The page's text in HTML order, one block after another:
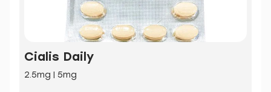
Cialis Daily
2.5mg | 5mg